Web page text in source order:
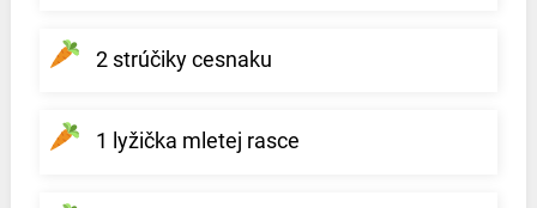
2 strúčiky cesnaku
1 lyžička mletej rasce